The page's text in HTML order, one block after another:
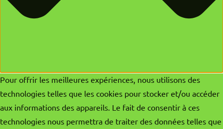
Pour offrir les meilleures expériences, nous utilisons des
technologies telles que les cookies pour stocker et/ou accéder
aux informations des appareils. Le fait de consentir à ces
technologies nous permettra de traiter des données telles que